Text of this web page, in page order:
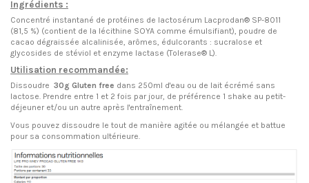
Ingrédients :
Concentré instantané de protéines de lactosérum Lacprodan® SP-8011
(81,5 %) (contient de la lécithine SOYA comme émulsifiant), poudre de
cacao dégraissée alcalinisée, arômes, édulcorants : sucralose et
glycosides de stéviol et enzyme lactase (Tolerase® L).
Utilisation recommandée:
Dissoudre 30g Gluten free dans 250ml d'eau ou de lait écrémé sans
lactose. Prendre entre 1 et 2 fois par jour, de préférence 1 shake au petit-
déjeuner et/ou un autre après l'entraînement.
Vous pouvez dissoudre le tout de manière agitée ou mélangée et battue
pour sa consommation ultérieure.